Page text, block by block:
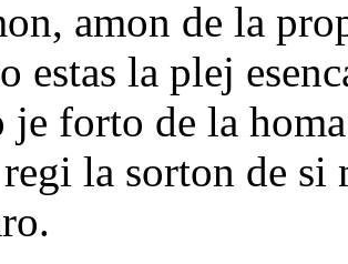
amon de la
estas la plej
je forto de la
la sorton de si